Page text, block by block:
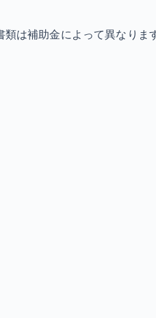
は補助金によって異なりま